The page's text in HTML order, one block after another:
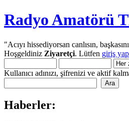
Radyo Amatörü
"Acıyı hissediyorsan canlısın,
Hoşgeldiniz Ziyaretçi. Lütfen giriş
Kullanıcı adınızı, şifrenizi ve aktif
Haberler: